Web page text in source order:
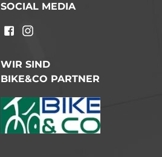
SOCIAL MEDIA
WIR SIND
BIKE&CO PARTNER